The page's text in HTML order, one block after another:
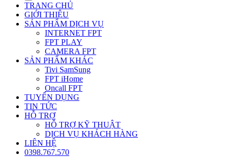
TRANG CHỦ
GIỚI THIỆU
SẢN PHẨM DỊCH VỤ
INTERNET FPT
FPT PLAY
CAMERA FPT
SẢN PHẨM KHÁC
Tivi SamSung
FPT iHome
Oncall FPT
TUYỂN DỤNG
TIN TỨC
HỖ TRỢ
HỖ TRỢ KỸ THUẬT
DỊCH VỤ KHÁCH HÀNG
LIÊN HỆ
0398.767.570